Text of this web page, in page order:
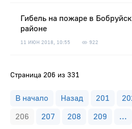
Гибель на пожаре в
районе
11 ИЮН 2018, 10:55 922
Страница 206 из 331
В начало Назад 201
206
207 208 209 ...